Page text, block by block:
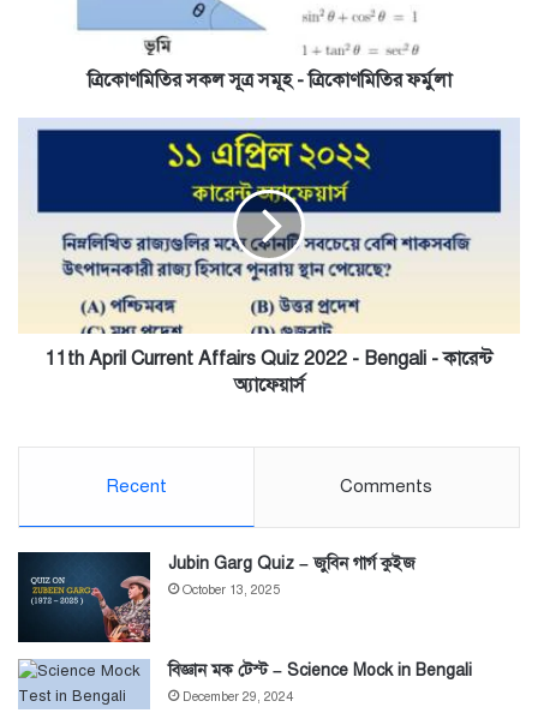
ত্রিকোণমিতির সকল সূত্র সমূহ - ত্রিকোণমিতির ফর্মুলা
11th
-
কারেন্ট11th April Current Affairs Quiz 2022 - Bengali - কারেন্ট
অ্যাফেয়ার্স
Recent Comments
Jubin Garg Quiz – জুবিন গার্গ কুইজ
October 13, 2025
বিজ্ঞান মক টেস্ট – Science Mock in Bengali
December 29, 2024